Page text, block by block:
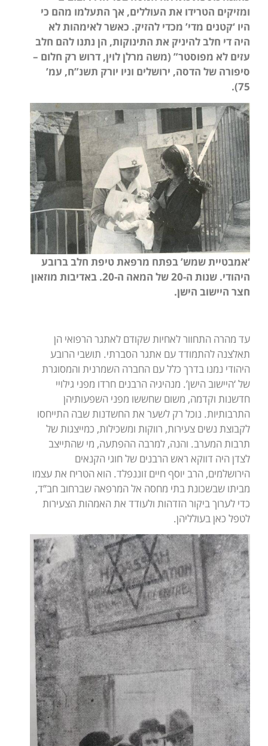
ומזיקים הטרידו את העוללים, אך התעלמו מהם כי
היו ‘קטנים מדי’ מכדי להזיק. כאשר לאימהות לא
היה די חלב להיניק את התינוקות, הן נתנו להם חלב
עזים לא מפוסטר” (משה מרלן לוין, דרוש רק חלום –
סיפורה של הדסה, ירושלים וניו יורק תשנ”ח, עמ’
75).
‘אמבטיית שמש’ בפתח מרפאת טיפת חלב ברובע
היהודי. שנות ה-20 של המאה ה-20. באדיבות מוזאון
חצר היישוב הישן.
עד מהרה התחוור לאחיות שקודם לאתגר הרפואי הן
תאלצנה להתמודד עם אתגר הסברתי. תושבי הרובע
היהודי נמנו בדרך כלל עם החברה השמרנית והמסוגרת
של ‘היישוב הישן’. מנהיגיה הרבנים חרדו מפני גילויי
חדשנות וקדמה, משום שחששו מפני השפעותיהן
התרבותיות. נוכל רק לשער את החשדנות שבה התייחסו
לקבוצת נשים צעירות, רווקות ומשכילות, כמייצגות של
תרבות המערב. והנה, למרבה ההפתעה, מי שהתייצב
לצדן היה דווקא ראש הרבנים של חוגי הקנאים
הירושלמים, הרב יוסף חיים זוננפלד. הוא הטריח את עצמו
מביתו שבשכונת בתי מחסה אל המרפאה שברחוב חב”ד,
כדי לערוך ביקור הזדהות ולעודד את האמהות הצעירות
לטפל כאן בעולליהן.